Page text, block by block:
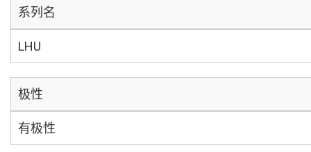
系列名
LHU
极性
有极性